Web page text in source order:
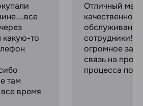
какую-то
там
время
Отличный
качественное
сотрудники!
огромное за
связь на
процесса